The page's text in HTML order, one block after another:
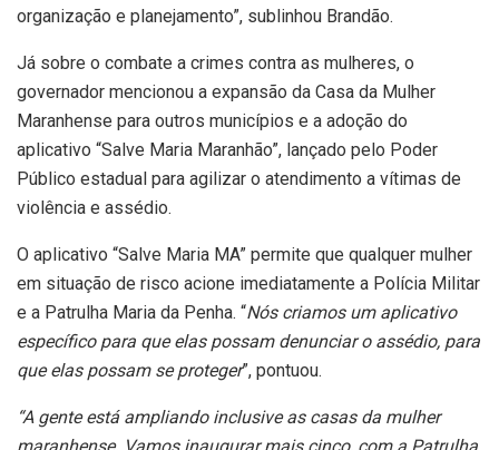
organização e planejamento”, sublinhou Brandão.
Já sobre o combate a crimes contra as mulheres, o
governador mencionou a expansão da Casa da Mulher
Maranhense para outros municípios e a adoção do
aplicativo “Salve Maria Maranhão”, lançado pelo Poder
Público estadual para agilizar o atendimento a vítimas de
violência e assédio.
O aplicativo “Salve Maria MA” permite que qualquer mulher
em situação de risco acione imediatamente a Polícia Militar
e a Patrulha Maria da Penha. “Nós criamos um aplicativo
específico para que elas possam denunciar o assédio, para
que elas possam se proteger”, pontuou.
“A gente está ampliando inclusive as casas da mulher